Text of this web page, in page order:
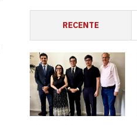
RECENTE